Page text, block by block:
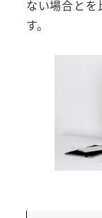
ない場合と
す。